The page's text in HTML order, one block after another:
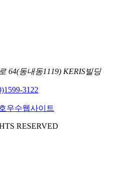
64(동내동1119) KERIS빌딩
1599-3122
RESERVED